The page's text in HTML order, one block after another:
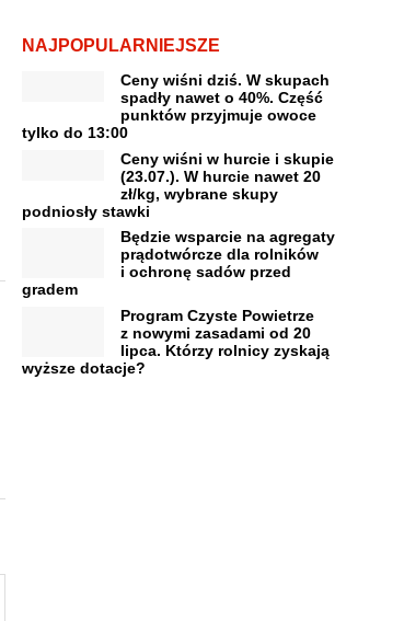
NAJPOPULARNIEJSZE
Ceny wiśni dziś. W skupach
spadły nawet o 40%. Część
punktów przyjmuje owoce
tylko do 13:00
Ceny wiśni w hurcie i skupie
(23.07.). W hurcie nawet 20
zł/kg, wybrane skupy
podniosły stawki
Będzie wsparcie na agregaty
prądotwórcze dla rolników
i ochronę sadów przed
gradem
Program Czyste Powietrze
z nowymi zasadami od 20
lipca. Którzy rolnicy zyskają
wyższe dotacje?